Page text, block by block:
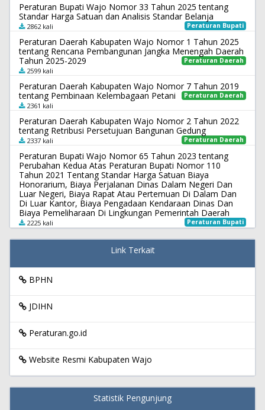
Peraturan Bupati Wajo Nomor 33 Tahun 2025 tentang
Standar Harga Satuan dan Analisis Standar Belanja
Peraturan Bupati
2862 kali
Peraturan Daerah Kabupaten Wajo Nomor 1 Tahun 2025
tentang Rencana Pembangunan Jangka Menengah Daerah
Tahun 2025-2029
Peraturan Daerah
2599 kali
Peraturan Daerah Kabupaten Wajo Nomor 7 Tahun 2019
tentang Pembinaan Kelembagaan Petani
Peraturan Daerah
2361 kali
Peraturan Daerah Kabupaten Wajo Nomor 2 Tahun 2022
tentang Retribusi Persetujuan Bangunan Gedung
Peraturan Daerah
2337 kali
Peraturan Bupati Wajo Nomor 65 Tahun 2023 tentang
Perubahan Kedua Atas Peraturan Bupati Nomor 110
Tahun 2021 Tentang Standar Harga Satuan Biaya
Honorarium, Biaya Perjalanan Dinas Dalam Negeri Dan
Luar Negeri, Biaya Rapat Atau Pertemuan Di Dalam Dan
Di Luar Kantor, Biaya Pengadaan Kendaraan Dinas Dan
Biaya Pemeliharaan Di Lingkungan Pemerintah Daerah
Peraturan Bupati
2225 kali
Link Terkait
BPHN
JDIHN
Peraturan.go.id
Website Resmi Kabupaten Wajo
Statistik Pengunjung